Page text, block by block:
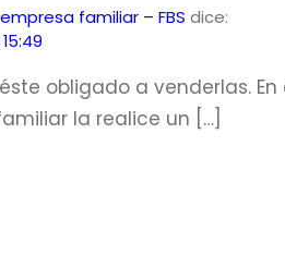
familiar – FBS dice:
obligado a venderlas.
la realice un […]